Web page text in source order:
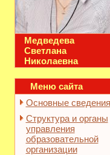
Медведева
Светлана
Николаевна
Меню сайта
Основные сведения
Структура и органы
управления
образовательной
организации